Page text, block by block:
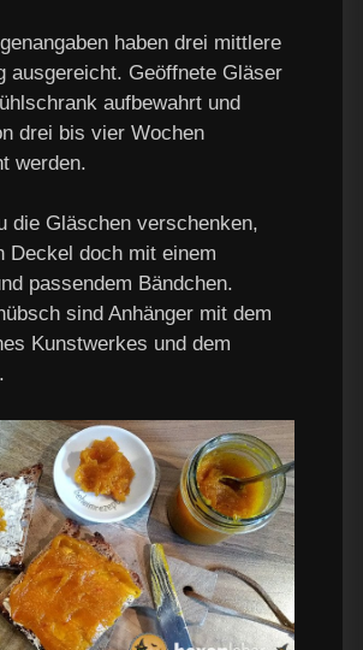
haben drei mittlere
ausgereicht. Geöffnete Gläser
aufbewahrt und
drei bis vier Wochen
werden.
die Gläschen verschenken,
Deckel doch mit einem
passendem Bändchen.
sind Anhänger mit dem
Kunstwerkes und dem